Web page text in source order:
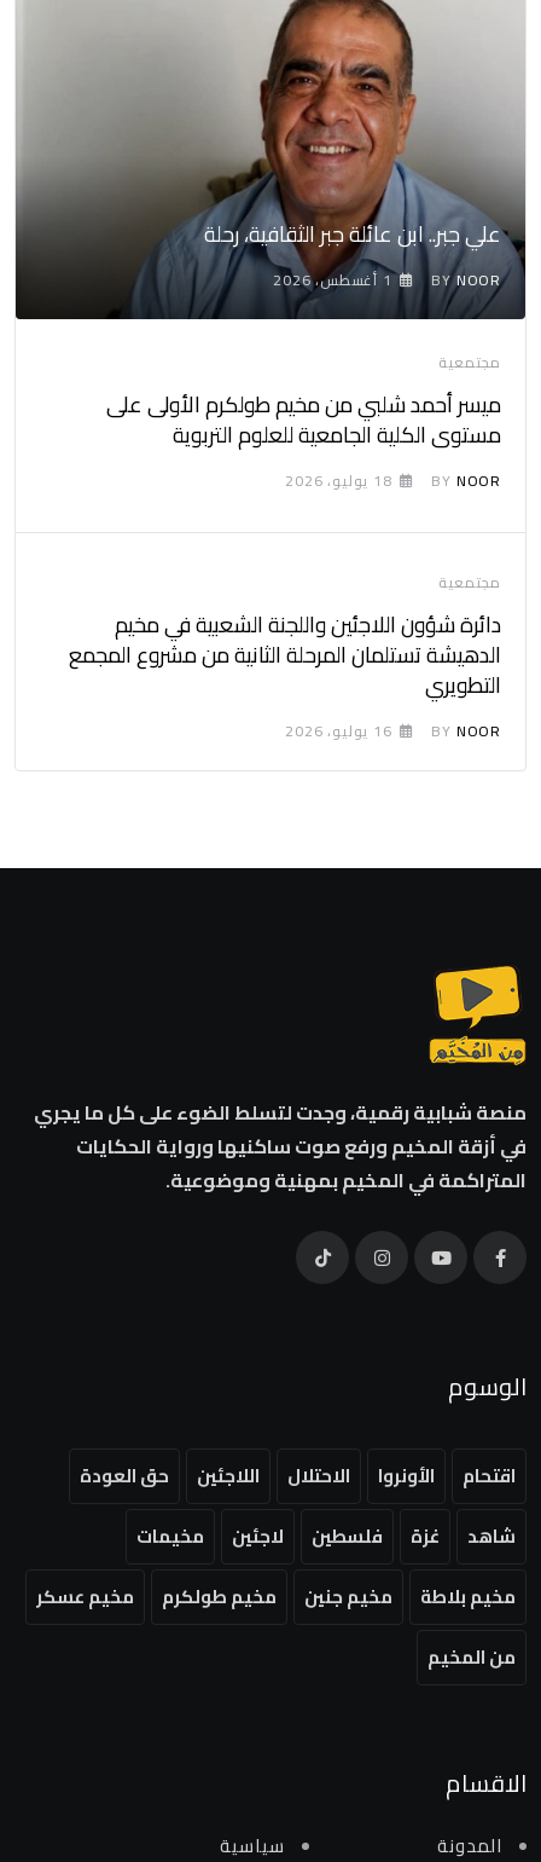
علي جبر.. ابن عائلة جبر الثقافية، رحلة
BYNOOR 1 أغسطس، 2026
مجتمعية
ميسر أحمد شلبي من مخيم طولكرم الأولى على
مستوى الكلية الجامعية للعلوم التربوية
BY NOOR 18 يوليو، 2026
مجتمعية
دائرة شؤون اللاجئين واللجنة الشعبية في مخيم
الدهيشة تستلمان المرحلة الثانية من مشروع المجمع
التطويري
BY NOOR 16 يوليو، 2026
منصة شبابية رقمية، وجدت لتسلط الضوء على كل ما يجري
في أزقة المخيم ورفع صوت ساكنيها ورواية الحكايات
المتراكمة في المخيم بمهنية وموضوعية.
الوسوم
اقتحام الأونروا الاحتلال اللاجئين
حق العودة
شاهد
غزة فلسطين لاجئين
مخيمات
مخيم بلاطة
مخيم جنين مخيم طولكرم
مخيم عسكر
من المخيم
الاقسام
المدونة سياسية